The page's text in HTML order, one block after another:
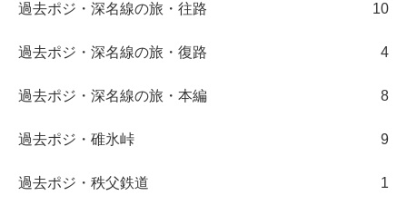
過去ポジ・深名線の旅・往路 10
過去ポジ・深名線の旅・復路 4
過去ポジ・深名線の旅・本編 8
過去ポジ・碓氷峠 9
過去ポジ・秩父鉄道 1